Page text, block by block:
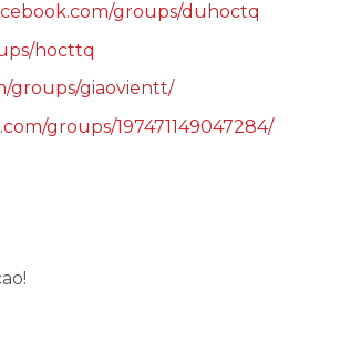
groups/duhoctq
hocttq
groups/giaovientt/
groups/197471149047284/